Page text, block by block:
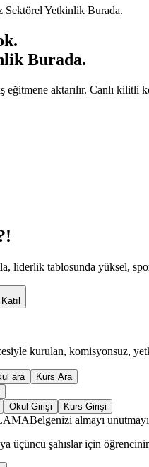
Sektörel Yetkinlik Burada.
Burada.
aktarılır. Canlı
liderlik tablosunda yüksel,
kurulan, komisyonsuz,
ara Kurs Ara
Okul Girişi Kurs Girişi
Belgenizi almayı
üçüncü şahıslar için